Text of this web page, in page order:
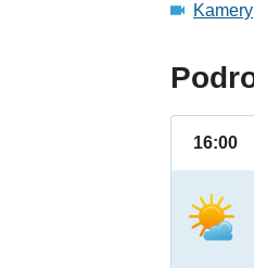
Kamery
16:00